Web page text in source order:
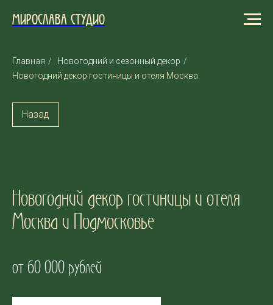
МИРОСЛАВА СТУДИО
Главная / Новогодний и сезонный декор /
Новогодний декор гостиницы и отеля Москва
Назад
Новогодний декор гостиницы и отеля
Москва и Подмосковье
от 60 000 рублей